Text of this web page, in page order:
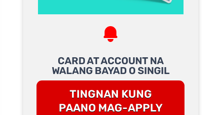
CARD AT ACCOUNT NA
WALANG BAYAD O SINGIL
TINGNAN KUNG
PAANO MAG-APPLY